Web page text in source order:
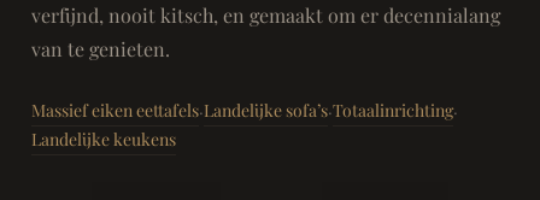
verfijnd, nooit kitsch, en gemaakt om er decennialang
van te genieten.
Massief eiken eettafels·Landelijke sofa’s·Totaalinrichting·
Landelijke keukens